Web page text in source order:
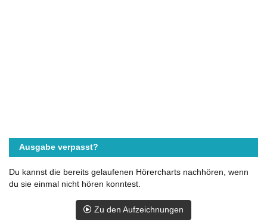
Ausgabe verpasst?
Du kannst die bereits gelaufenen Hörercharts nachhören, wenn
du sie einmal nicht hören konntest.
Zu den Aufzeichnungen